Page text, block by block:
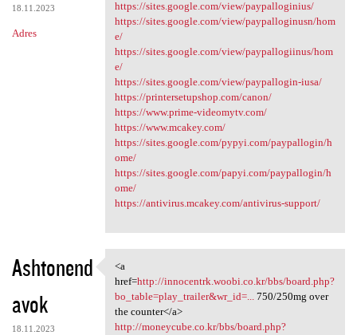
z
e
18.11.2023
Adres
https://sites.google.com/view/paypalloginius/
https://sites.google.com/view/paypalloginusn/hom
e/
https://sites.google.com/view/paypallogiinus/hom
e/
https://sites.google.com/view/paypallogin-iusa/
https://printersetupshop.com/canon/
https://www.prime-videomytv.com/
https://www.mcakey.com/
https://sites.google.com/pypyi.com/paypallogin/h
ome/
https://sites.google.com/papyi.com/paypallogin/h
ome/
https://antivirus.mcakey.com/antivirus-support/
Ashtonend
avok
18.11.2023
<a href=http://innocentrk
<a
href=http://innocentrk.woobi.co.kr/bbs/board.php?
bo_table=play_trailer&wr_id=...750/250mg over
the counter</a>
http://moneycube.co.kr/bbs/board.php?